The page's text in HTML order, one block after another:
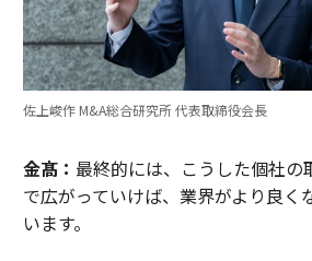
佐上峻作 M&A総合研究所 代表取締役会長
金髙： 最終的には、こうした個社の
で広がっていけば、業界がより良く
います。